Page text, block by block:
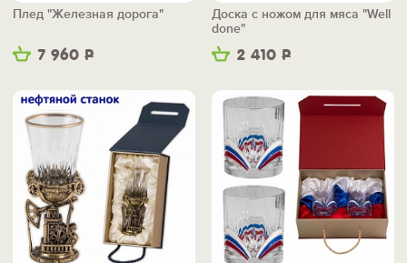
7 960 Р
Плед "Железная дорога"
2 410 Р
Доска с ножом для мяса "Well
done"